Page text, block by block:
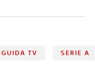
GUIDA TV SERIE A